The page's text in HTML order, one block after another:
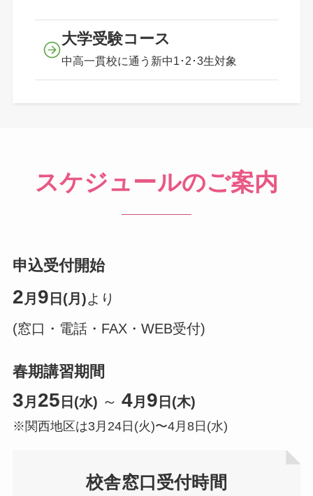
大学受験コース
中高一貫校に通う新中1･2･3生対象
スケジュールのご案内
申込受付開始
2月 9 日(月)より
(窓口・電話・FAX・WEB受付)
春期講習期間
3 月 25 日(水) ～ 4月 9 日(木)
※関西地区は3月24日(火)〜4月8日(水)
校舎窓口受付時間